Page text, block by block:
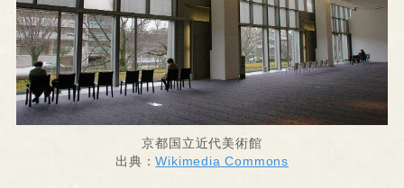
京都国立近代美術館
出典：Wikimedia Commons